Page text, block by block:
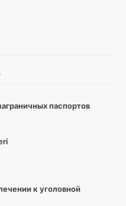
паспортов
к уголовной